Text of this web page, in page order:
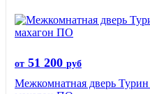
от 51 200 руб
Межкомнатная дверь Турин